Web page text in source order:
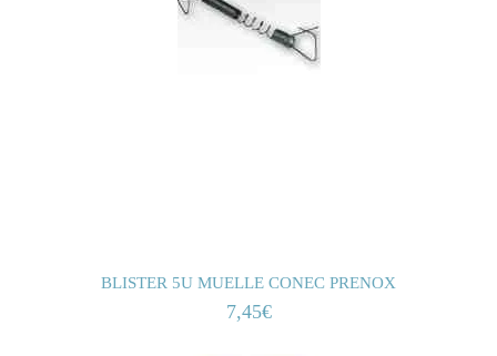
BLISTER 5U MUELLE CONEC PRENOX
7,45€